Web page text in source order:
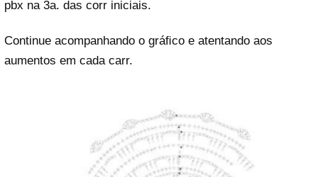
pbx na 3a. das corr iniciais.
Continue acompanhando o gráﬁco e atentando aos
aumentos em cada carr.